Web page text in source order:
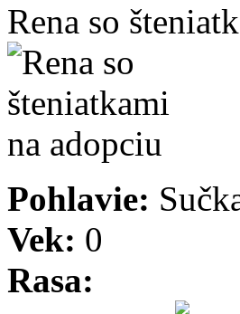
Rena so
Pohlavie:
Vek: 0
Rasa: